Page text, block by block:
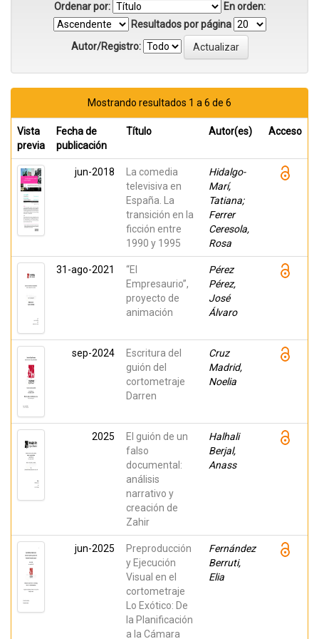
Ordenar por:
En orden:
Resultados por página
Autor/Registro:
Mostrando resultados 1 a 6 de 6
Vista
previa
Fecha de
publicación
Título Autor(es) Acceso
jun-2018
La comedia
televisiva en
España. La
transición en la
ficción entre
1990 y 1995
Hidalgo-
Marí,
Tatiana;
Ferrer
Ceresola,
Rosa
31-ago-2021
“El
Empresaurio”,
proyecto de
animación
Pérez
Pérez,
José
Álvaro
sep-2024
Escritura del
guión del
cortometraje
Darren
Cruz
Madrid,
Noelia
2025
El guión de un
falso
documental:
análisis
narrativo y
creación de
Zahir
Halhali
Berjal,
Anass
jun-2025
Preproducción
y Ejecución
Visual en el
cortometraje
Lo Exótico: De
la Planificación
a la Cámara
Fernández
Berruti,
Elia